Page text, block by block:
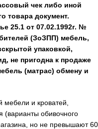
чек либо иной
товара документ.
25.1 от 07.02.1992г. №
(ЗоЗПП) мебель,
упаковкой,
не пригодна к продаже
(матрас) обмену и
мебели и кроватей,
(варианты обивочного
но не превышают 60